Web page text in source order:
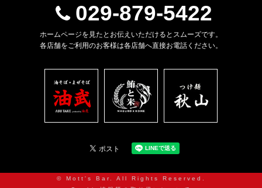
029-879-5422
ホームページを見たとお伝えいただけるとスムーズです。
各店舗をご利用のお客様は各店舗へ直接お電話ください。
© Mott's Bar. All Rights Reserved.